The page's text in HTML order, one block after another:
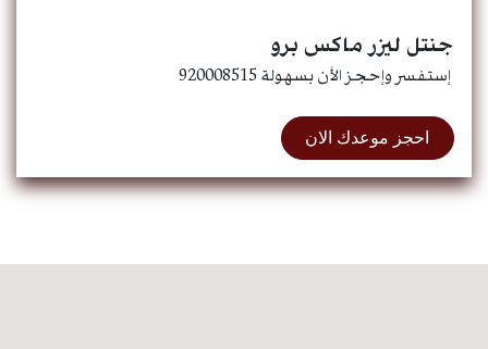
جنتل ليزر ماكس برو
إستفسر وإحجز الأن بسهولة 920008515
احجز موعدك الان